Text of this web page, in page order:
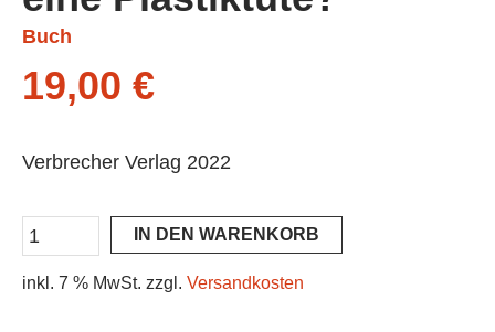
Buch
19,00 €
Verbrecher Verlag 2022
IN DEN WARENKORB
inkl. 7 % MwSt. zzgl. Versandkosten